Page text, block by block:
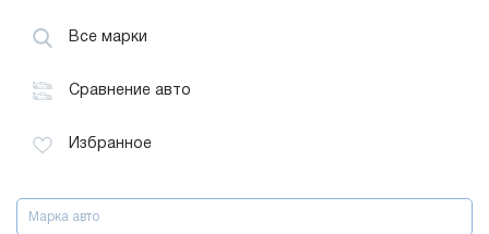
Все марки
Сравнение авто
Избранное
Марка авто